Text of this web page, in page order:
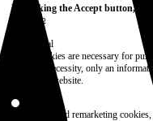
By clicking the Accept button,
More info
Essential
These cookies are necessary for
technical necessity, only an
access the website.
Marketing
advertising and remarketing cookies,